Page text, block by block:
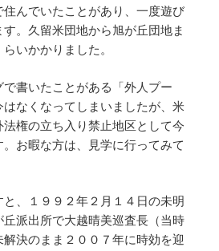
んでいたことがあり、一度遊び
。久留米団地から旭が丘団地ま
いかかりました。
書いたことがある「外人プー
はなくなってしまいましたが、米
権の立ち入り禁止地区として今
お暇な方は、見学に行ってみて
、１９９２年２月１４日の未明
派出所で大越晴美巡査長（当時
決のまま２００７年に時効を迎